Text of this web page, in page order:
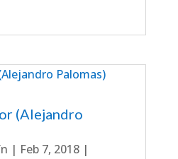
(Alejandro
| Feb 7, 2018|